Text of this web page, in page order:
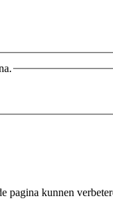
pagina kunnen